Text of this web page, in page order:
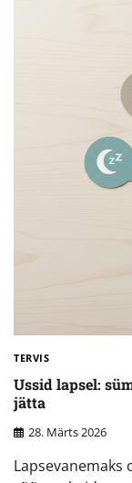
TERVIS
Ussid lapsel:
jätta
28. Märts 2026
Lapsevanemaks